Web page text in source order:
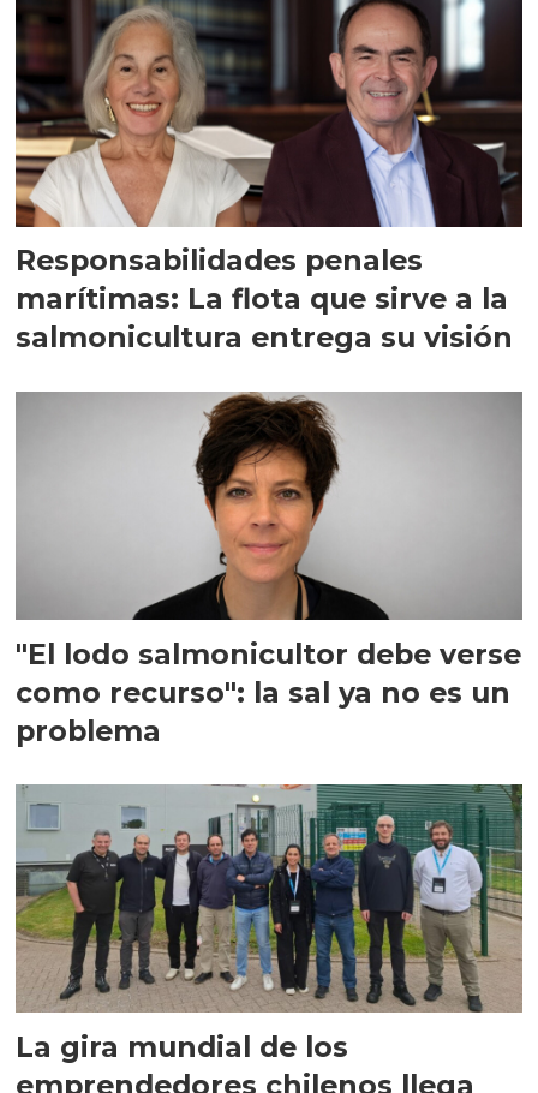
Responsabilidades penales
marítimas: La flota que sirve a la
salmonicultura entrega su visión
"El lodo salmonicultor debe verse
como recurso": la sal ya no es un
problema
La gira mundial de los
emprendedores chilenos llega